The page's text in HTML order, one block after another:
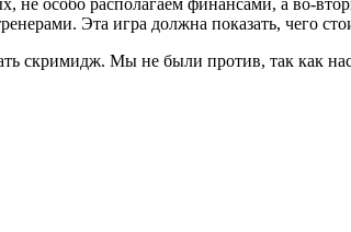
особо располагаем финансами, а во-
Эта игра должна показать, чего
скримидж. Мы не были против, так как